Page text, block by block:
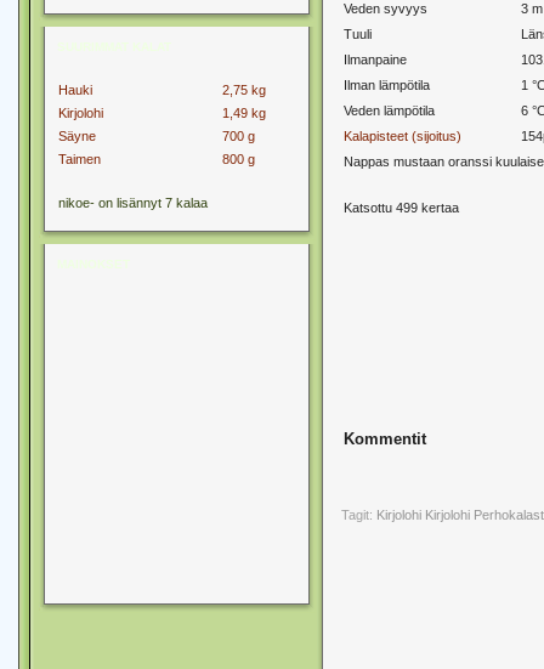
Hauki
2,75 kg
Kirjolohi
1,49 kg
Säyne
700 g
Taimen
800 g
nikoe- on lisännyt 7 kalaa
Veden syvyys
3 m
Tuuli
Ilmanpaine
Ilman lämpötila
1
Veden lämpötila
6
Kalapisteet (sijoitus)
Nappas mustaan oranssi
Katsottu 499 kertaa
Kommentit
Tagit: Kirjolohi Kirjolohi